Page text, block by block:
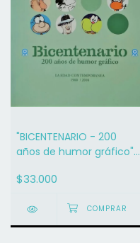
"BICENTENARIO - 200
años de humor gráfico" -
CONTEMPORÁNEA
$33.000